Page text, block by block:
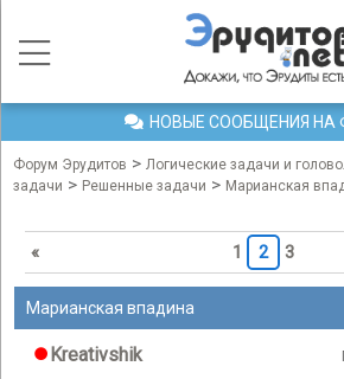
НОВЫЕ СООБЩЕНИЯ НА
Форум Эрудитов > Логические задачи и
задачи > Решенные задачи > Марианская
« 1 2 3
Марианская впадина
Kreativshik